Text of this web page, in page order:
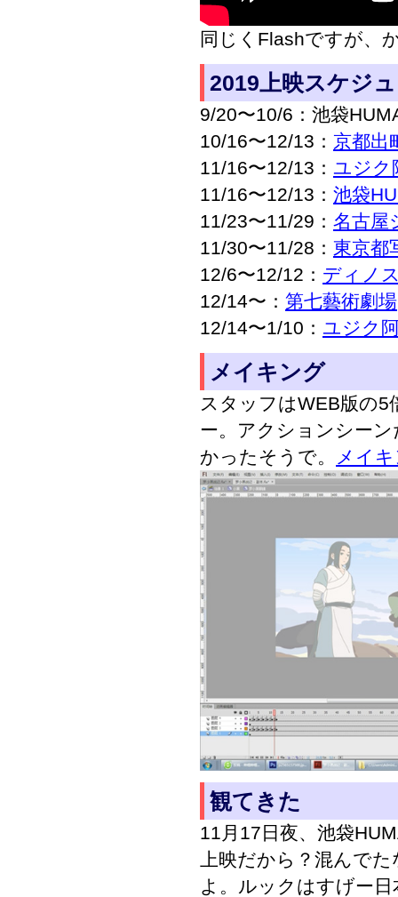
同じくFlashですが、
2019上映スケジ
9/20〜10/6：池袋
10/16〜12/13： 京都出
11/16〜12/13： ユジク
11/16〜12/13： 池袋
11/23〜11/29： 名古屋
11/30〜11/28： 東京都
12/6〜12/12： ディノ
12/14〜： 第七藝術劇場
12/14〜1/10： ユジク
メイキング
スタッフはWEB版の
ー。アクションシー
かったそうで。
メイ
観てきた
11月17日夜、池袋
上映だから？混んで
よ。ルックはすげー